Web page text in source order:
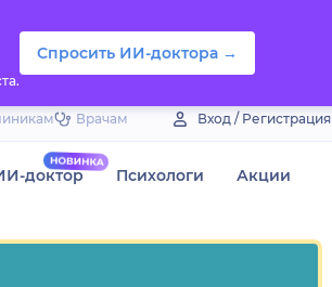
Спросить ИИ-доктора →
Врачам Вход / Регистрация
доктор Психологи Акции